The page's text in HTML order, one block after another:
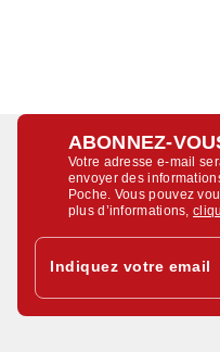
ABONNEZ-
Votre adresse e-mail
envoyer des
Poche. Vous pouvez
plus d’informations,
Indiquez votre email